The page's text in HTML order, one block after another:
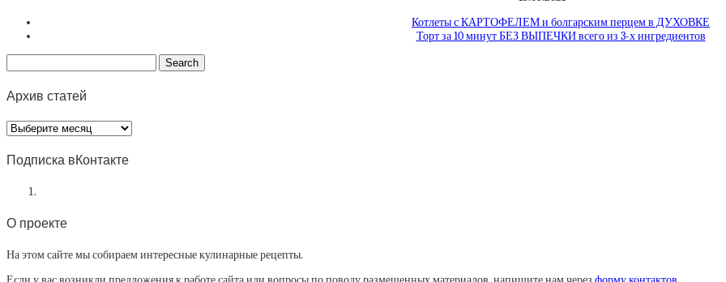
Котлеты с КАРТОФЕЛЕМ и болгарским перцем в ДУХОВКЕ
Торт за 10 минут БЕЗ ВЫПЕЧКИ всего из 3-х ингредиентов
Архив статей
Архив
статей
Подписка вКонтакте
О проекте
На этом сайте мы собираем интересные кулинарные рецепты.